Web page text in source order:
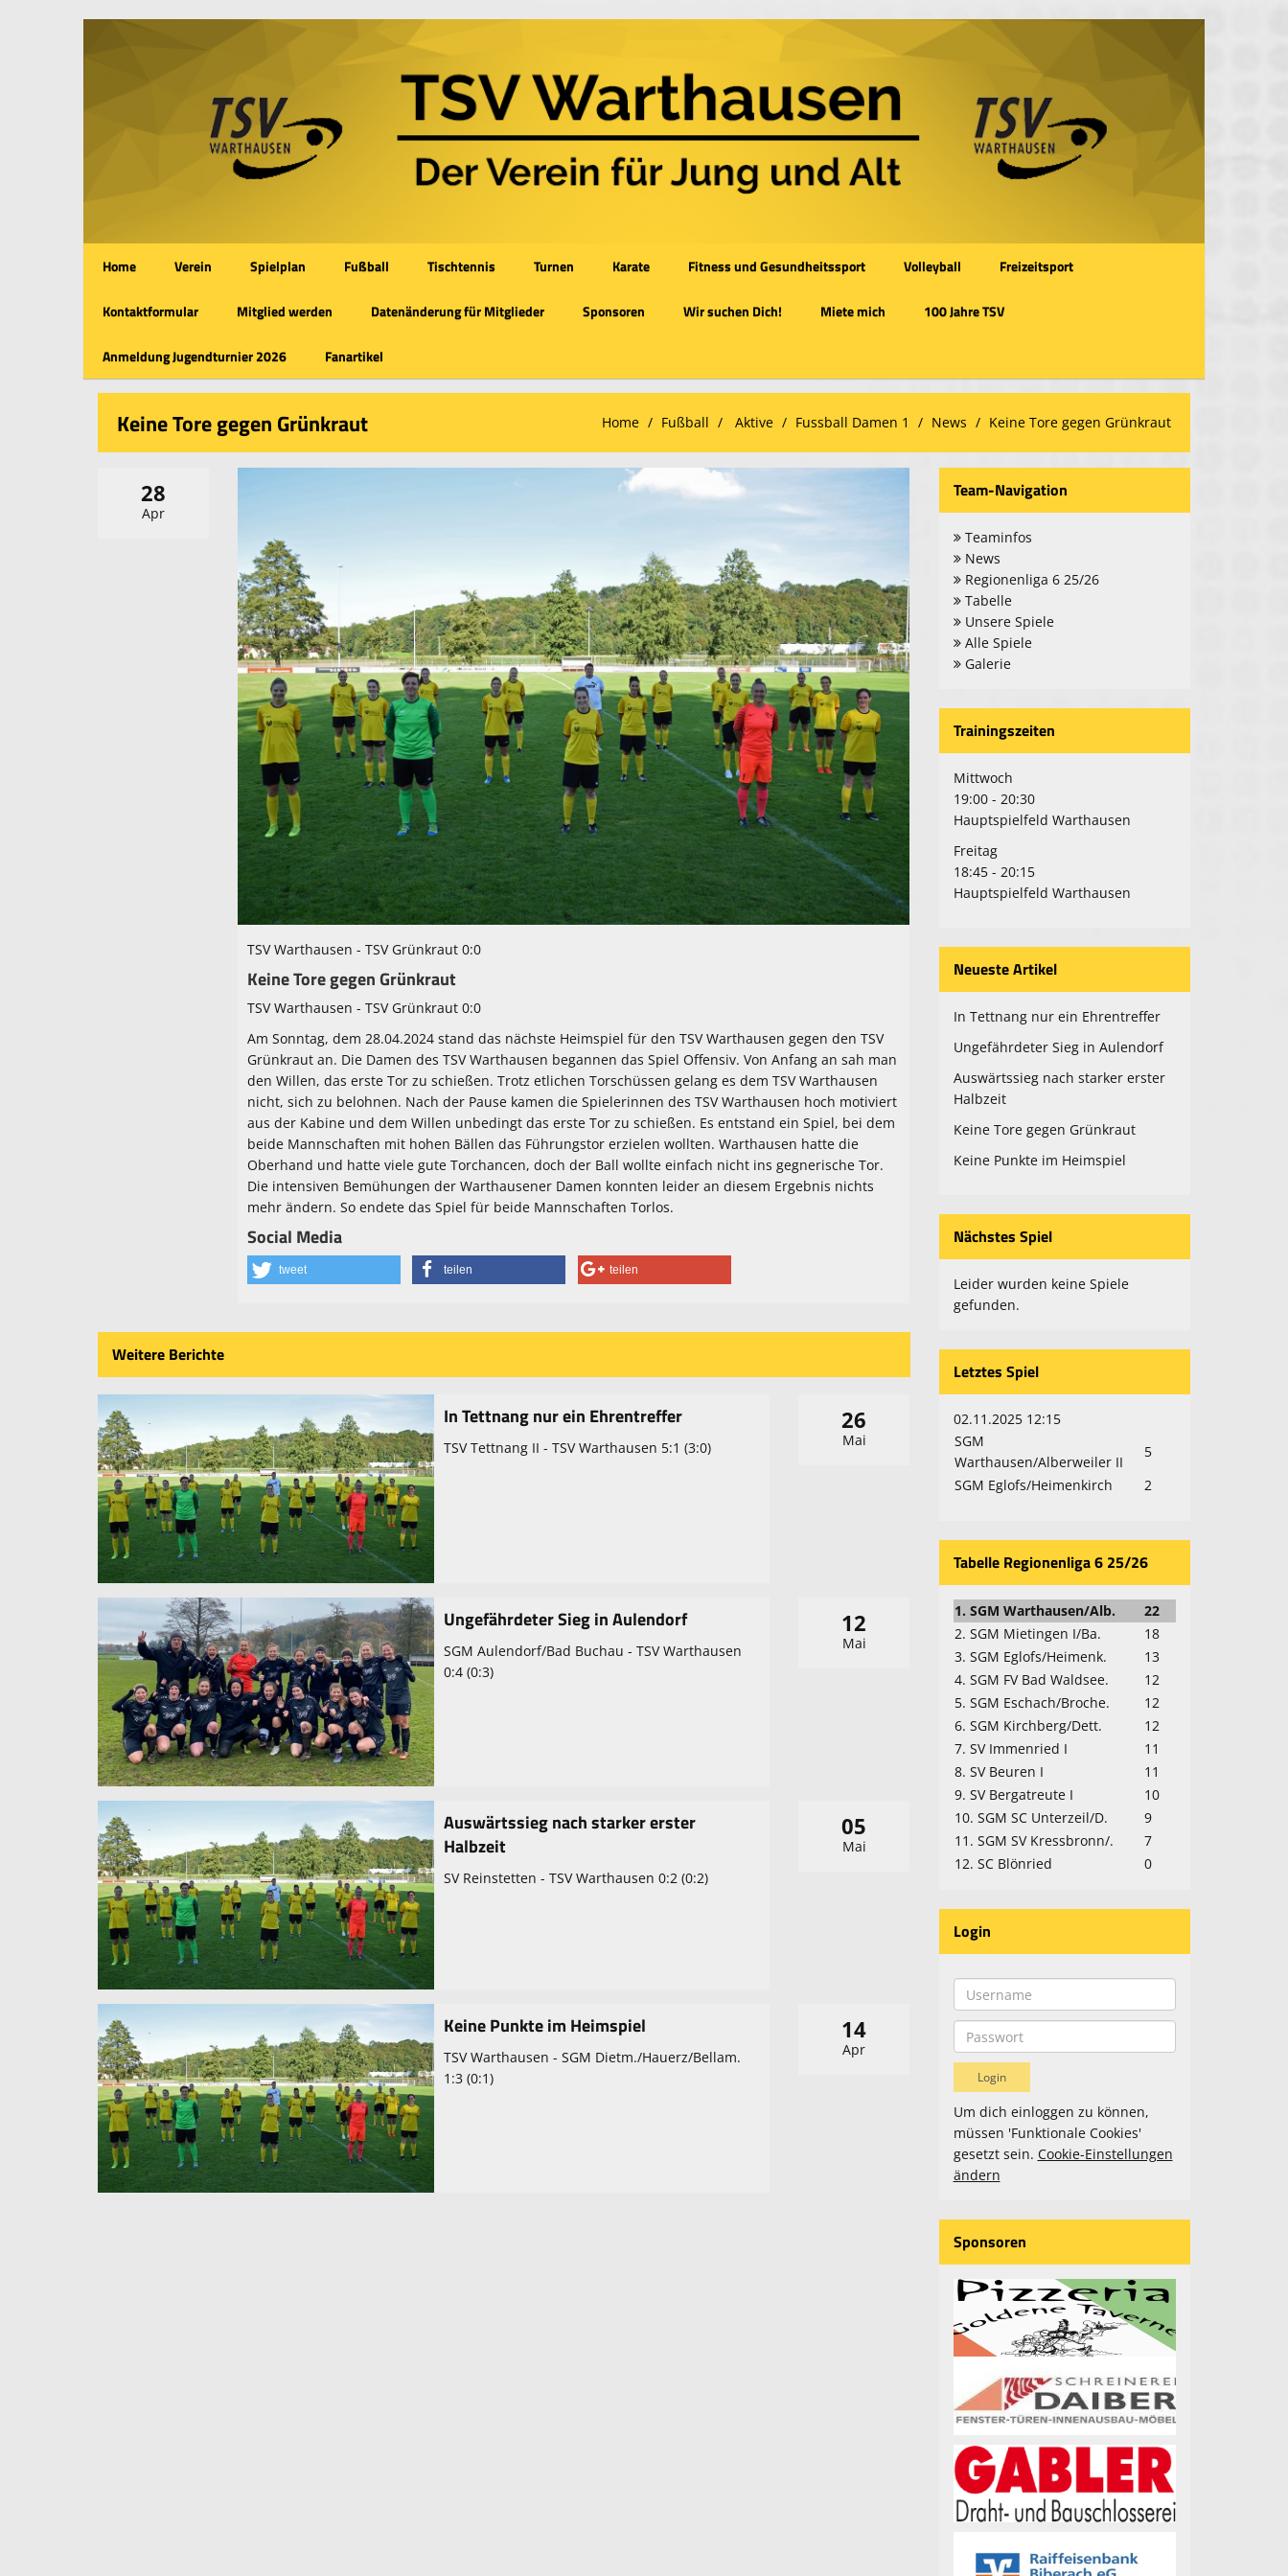
Home Verein Spielplan Fußball Tischtennis Turnen Karate Fitness und Gesundheitssport Volleyball Freizeitsport
Kontaktformular Mitglied werden Datenänderung für Mitglieder Sponsoren Wir suchen Dich! Miete mich 100 Jahre TSV
Anmeldung Jugendturnier 2026 Fanartikel
Keine Tore gegen Grünkraut Home Fußball Aktive Fussball Damen 1 News Keine Tore gegen Grünkraut
28
Apr
TSV Warthausen - TSV Grünkraut 0:0
Keine Tore gegen Grünkraut
TSV Warthausen - TSV Grünkraut 0:0
Am Sonntag, dem 28.04.2024 stand das nächste Heimspiel für den TSV Warthausen gegen den TSV
Grünkraut an. Die Damen des TSV Warthausen begannen das Spiel Offensiv. Von Anfang an sah man
den Willen, das erste Tor zu schießen. Trotz etlichen Torschüssen gelang es dem TSV Warthausen
nicht, sich zu belohnen. Nach der Pause kamen die Spielerinnen des TSV Warthausen hoch motiviert
aus der Kabine und dem Willen unbedingt das erste Tor zu schießen. Es entstand ein Spiel, bei dem
beide Mannschaften mit hohen Bällen das Führungstor erzielen wollten. Warthausen hatte die
Oberhand und hatte viele gute Torchancen, doch der Ball wollte einfach nicht ins gegnerische Tor.
Die intensiven Bemühungen der Warthausener Damen konnten leider an diesem Ergebnis nichts
mehr ändern. So endete das Spiel für beide Mannschaften Torlos.
Social Media
tweet teilen teilen
Weitere Berichte
In Tettnang nur ein Ehrentreffer
TSV Tettnang II - TSV Warthausen 5:1 (3:0)
26
Mai
Ungefährdeter Sieg in Aulendorf
SGM Aulendorf/Bad Buchau - TSV Warthausen
0:4 (0:3)
12
Mai
Auswärtssieg nach starker erster
Halbzeit
SV Reinstetten - TSV Warthausen 0:2 (0:2)
05
Mai
Keine Punkte im Heimspiel
TSV Warthausen - SGM Dietm./Hauerz/Bellam.
1:3 (0:1)
14
Apr
Team-Navigation
Teaminfos
News
Regionenliga 6 25/26
Tabelle
Unsere Spiele
Alle Spiele
Galerie
Trainingszeiten
Mittwoch
19:00 - 20:30
Hauptspielfeld Warthausen
Freitag
18:45 - 20:15
Hauptspielfeld Warthausen
Neueste Artikel
In Tettnang nur ein Ehrentreffer
Ungefährdeter Sieg in Aulendorf
Auswärtssieg nach starker erster
Halbzeit
Keine Tore gegen Grünkraut
Keine Punkte im Heimspiel
Nächstes Spiel
Leider wurden keine Spiele
gefunden.
Letztes Spiel
02.11.2025 12:15
SGM
Warthausen/Alberweiler II
5
SGM Eglofs/Heimenkirch
2
Tabelle Regionenliga 6 25/26
1. SGM Warthausen/Alb.
22
2. SGM Mietingen I/Ba.
18
3. SGM Eglofs/Heimenk.
13
4. SGM FV Bad Waldsee.
12
5. SGM Eschach/Broche.
12
6. SGM Kirchberg/Dett.
12
7. SV Immenried I
11
8. SV Beuren I
11
9. SV Bergatreute I
10
10. SGM SC Unterzeil/D.
9
11. SGM SV Kressbronn/.
7
12. SC Blönried
0
Login
Um dich einloggen zu können,
müssen 'Funktionale Cookies'
gesetzt sein. Cookie-Einstellungen
ändern
Sponsoren